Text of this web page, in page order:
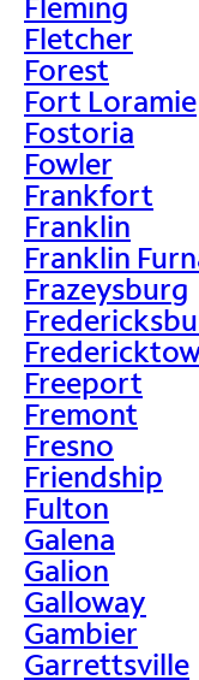
Fletcher
Forest
Fort Loramie
Fostoria
Fowler
Frankfort
Franklin
Franklin
Frazeysburg
Freeport
Fremont
Fresno
Friendship
Fulton
Galena
Galion
Galloway
Gambier
Garrettsville